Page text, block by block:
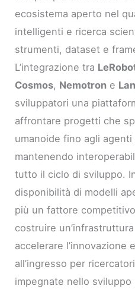
ecosistema aperto nel
intelligenti e ricerca
strumenti, dataset e
L’integrazione tra
Cosmos, Nemotron e
sviluppatori una
affrontare progetti che
umanoide fino agli agenti
mantenendo
tutto il ciclo di sviluppo.
disponibilità di modelli
più un fattore
costruire
accelerare l’innovazione
all’ingresso per
impegnate nello sviluppo